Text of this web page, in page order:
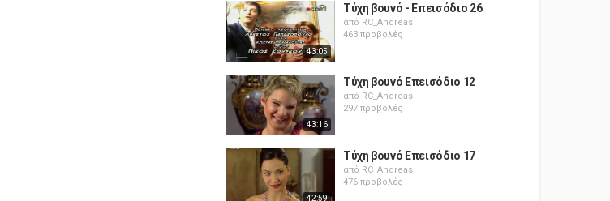
43:05
Τύχη βουνό - Επεισόδιο 26
από RC_Andreas
463 προβολές
43:16
Τύχη βουνό Επεισόδιο 12
από RC_Andreas
297 προβολές
42:59
Τύχη βουνό Επεισόδιο 17
από RC_Andreas
476 προβολές